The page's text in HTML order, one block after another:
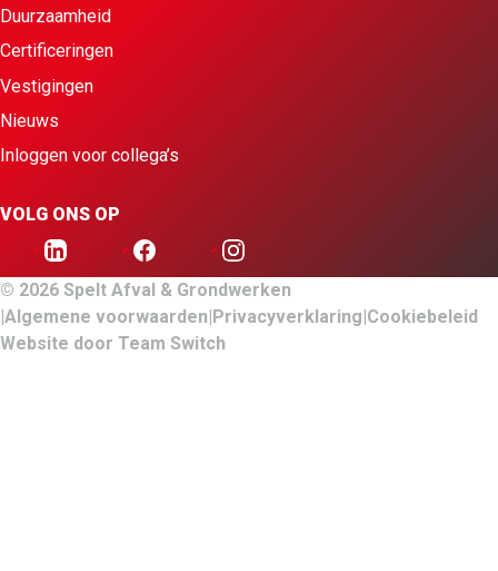
Duurzaamheid
Certificeringen
Vestigingen
Nieuws
Inloggen voor collega’s
VOLG ONS OP
© 2026 Spelt Afval & Grondwerken
Algemene voorwaarden Privacyverklaring Cookiebeleid
Website door Team Switch